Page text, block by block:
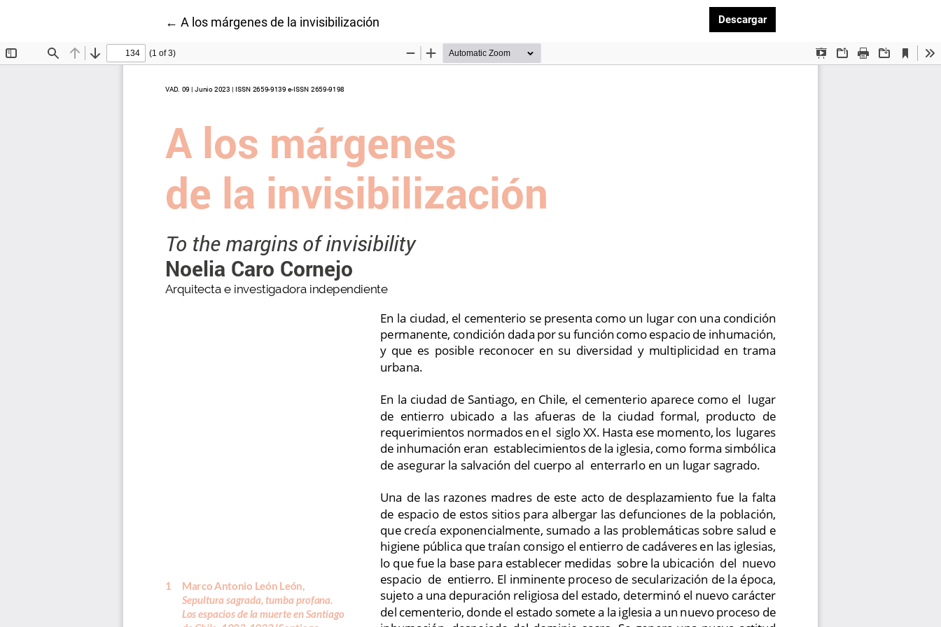
← Volver a los detalles del artículo
A los márgenes de la invisibilización DescargarDescargar PDF